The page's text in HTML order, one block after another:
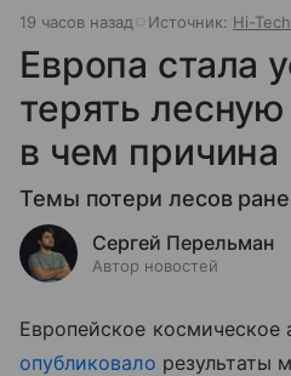
19 часов назад Источник: Hi-
Европа стала
терять
в чем причина
Темы потери лесов
Сергей Перельман
Автор новостей
Европейское космическое
опубликовало результаты